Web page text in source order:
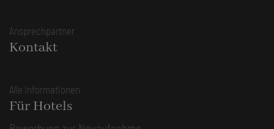
Ansprechpartner
Kontakt
Alle Informationen
Für Hotels